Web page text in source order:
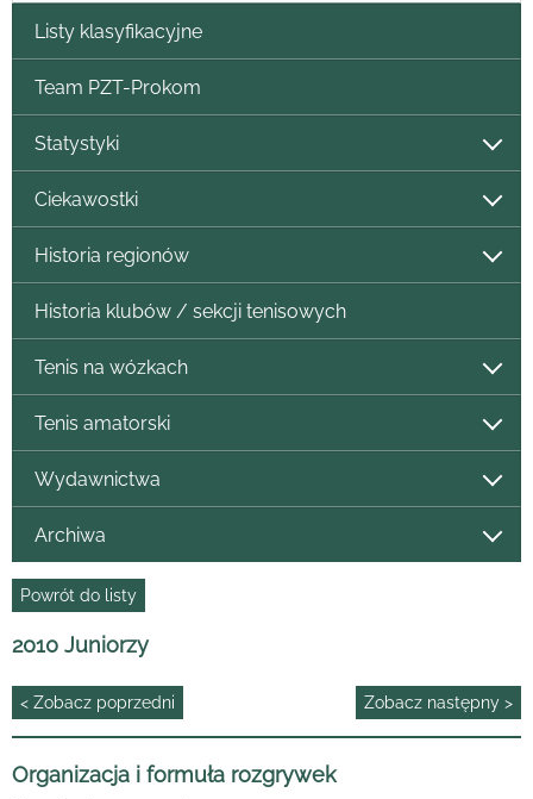
Listy klasyfikacyjne
Team PZT-Prokom
Statystyki
Ciekawostki
Historia regionów
Historia klubów / sekcji tenisowych
Tenis na wózkach
Tenis amatorski
Wydawnictwa
Archiwa
Powrót do listy
2010 Juniorzy
< Zobacz poprzedni Zobacz następny >
Organizacja i formuła rozgrywek